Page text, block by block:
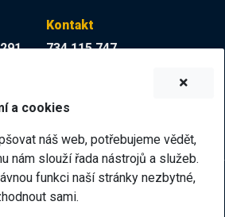
Kontakt
734 115 747
martina.muckova@zskop17.cz
a cookies
náš web, potřebujeme vědět,
nám slouží řada nástrojů a služeb.
funkci naší stránky nezbytné,
sami.